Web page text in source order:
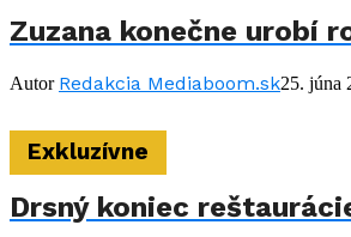
Zuzana konečne urobí
Autor Redakcia Mediaboom.sk25. júna
Exkluzívne
Drsný koniec